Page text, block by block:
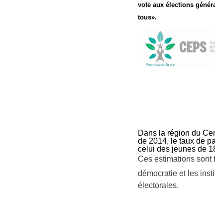
vote aux élections
tous».
Dans la région du
de 2014, le taux de
celui des jeunes de
Ces estimations sont
démocratie et les
électorales.